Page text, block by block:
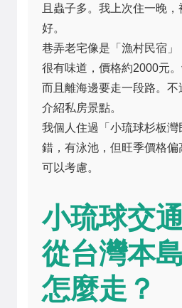
且蟲子多。我上次住一晚
好。
巷弄老宅像是「漁村民宿」
很有味道，價格約2000元
而且離海邊要走一段路。不
介紹私房景點。
我個人住過「小琉球杉板灣
錯，有泳池，但旺季價格偏
可以考慮。
小琉球交
從台灣本
怎麼走？